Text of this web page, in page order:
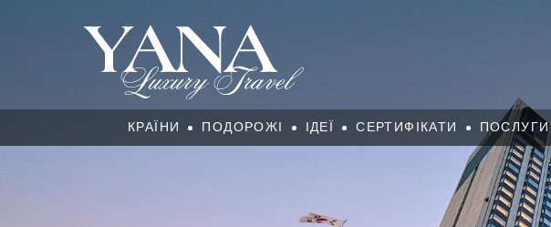
КРАЇНИ ПОДОРОЖІ ІДЕЇ СЕРТИФІКАТИ ПОСЛУГИ